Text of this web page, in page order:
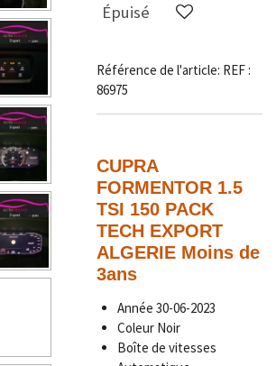
Épuisé
Référence de l'article: REF :
86975
CUPRA
FORMENTOR 1.5
TSI 150 PACK
TECH EXPORT
ALGERIE Moins de
3ans
Année 30-06-2023
Coleur Noir
Boîte de vitesses